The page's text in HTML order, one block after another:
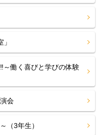
～働く喜びと学びの体験
会
（3年生）